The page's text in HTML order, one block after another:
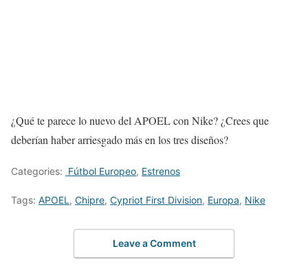
¿Qué te parece lo nuevo del APOEL con Nike? ¿Crees que
deberían haber arriesgado más en los tres diseños?
Categories: Fútbol Europeo, Estrenos
Tags: APOEL , Chipre, Cypriot First Division, Europa, Nike
Leave a Comment